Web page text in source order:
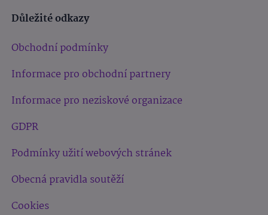
Důležité odkazy
Obchodní podmínky
Informace pro obchodní partnery
Informace pro neziskové organizace
GDPR
Podmínky užití webových stránek
Obecná pravidla soutěží
Cookies